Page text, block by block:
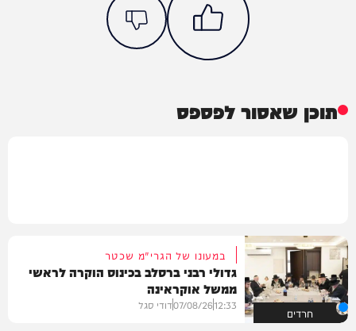
תוכן שאסור לפספס
חרדים
במעונו של הגרי"מ שכטר
גדולי רבני ברסלב בכינוס הוקרה לראשי
ממשל אוקראינה
12:33
07/08/26דודי סגל